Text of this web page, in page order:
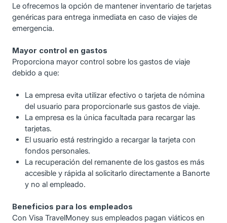
Le ofrecemos la opción de mantener inventario de tarjetas
genéricas para entrega inmediata en caso de viajes de
emergencia.
Mayor control en gastos
Proporciona mayor control sobre los gastos de viaje
debido a que:
La empresa evita utilizar efectivo o tarjeta de nómina
del usuario para proporcionarle sus gastos de viaje.
La empresa es la única facultada para recargar las
tarjetas.
El usuario está restringido a recargar la tarjeta con
fondos personales.
La recuperación del remanente de los gastos es más
accesible y rápida al solicitarlo directamente a Banorte
y no al empleado.
Beneficios para los empleados
Con Visa TravelMoney sus empleados pagan viáticos en